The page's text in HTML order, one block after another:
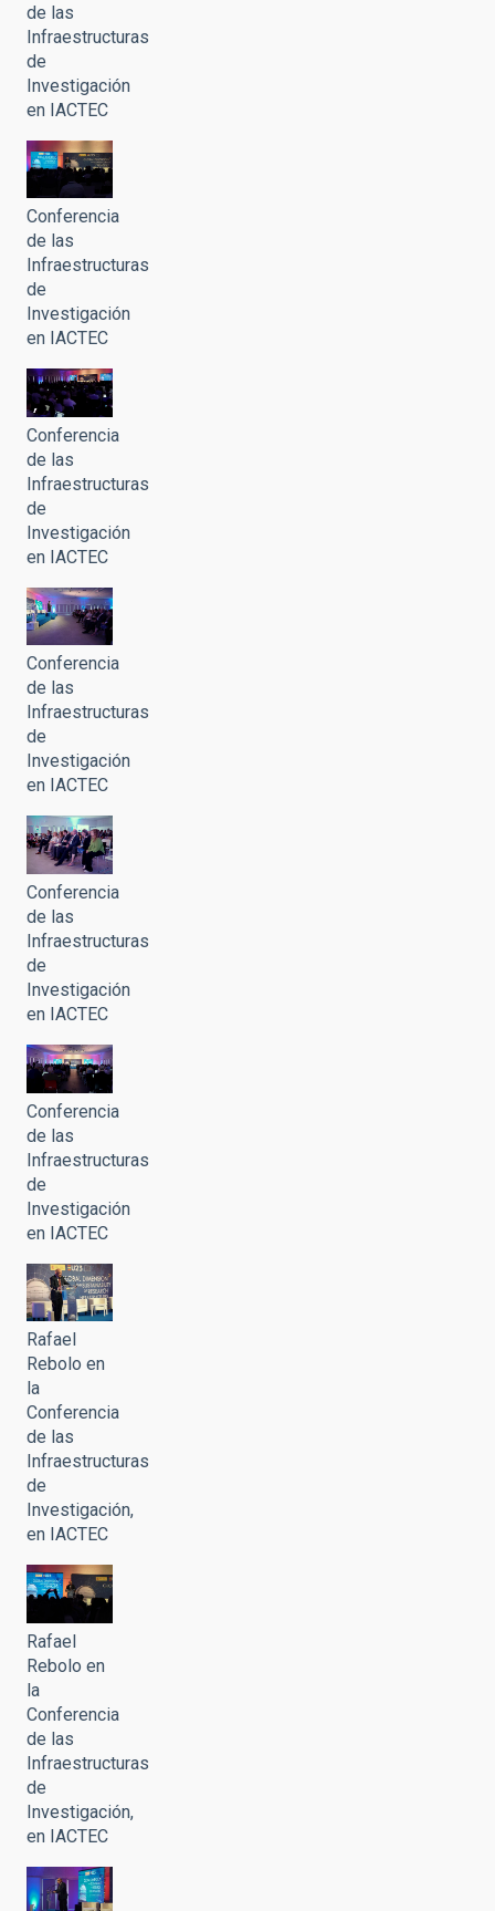
de las
Infraestructuras
de
Investigación
en IACTEC
Conferencia
de las
Infraestructuras
de
Investigación
en IACTEC
Conferencia
de las
Infraestructuras
de
Investigación
en IACTEC
Conferencia
de las
Infraestructuras
de
Investigación
en IACTEC
Conferencia
de las
Infraestructuras
de
Investigación
en IACTEC
Conferencia
de las
Infraestructuras
de
Investigación
en IACTEC
Rafael
Rebolo en
la
Conferencia
de las
Infraestructuras
de
Investigación,
en IACTEC
Rafael
Rebolo en
la
Conferencia
de las
Infraestructuras
de
Investigación,
en IACTEC